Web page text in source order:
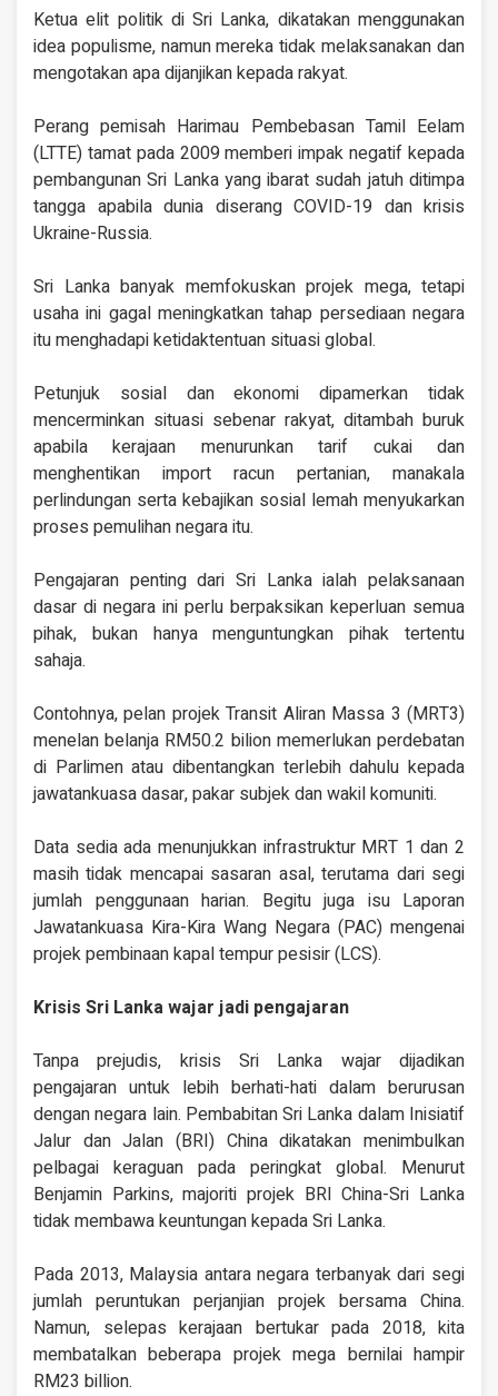
Ketua elit politik di Sri Lanka, dikatakan menggunakan
idea populisme, namun mereka tidak melaksanakan dan
mengotakan apa dijanjikan kepada rakyat.
Perang pemisah Harimau Pembebasan Tamil Eelam
(LTTE) tamat pada 2009 memberi impak negatif kepada
pembangunan Sri Lanka yang ibarat sudah jatuh ditimpa
tangga apabila dunia diserang COVID-19 dan krisis
Ukraine-Russia.
Sri Lanka banyak memfokuskan projek mega, tetapi
usaha ini gagal meningkatkan tahap persediaan negara
itu menghadapi ketidaktentuan situasi global.
Petunjuk sosial dan ekonomi dipamerkan tidak
mencerminkan situasi sebenar rakyat, ditambah buruk
apabila kerajaan menurunkan tarif cukai dan
menghentikan import racun pertanian, manakala
perlindungan serta kebajikan sosial lemah menyukarkan
proses pemulihan negara itu.
Pengajaran penting dari Sri Lanka ialah pelaksanaan
dasar di negara ini perlu berpaksikan keperluan semua
pihak, bukan hanya menguntungkan pihak tertentu
sahaja.
Contohnya, pelan projek Transit Aliran Massa 3 (MRT3)
menelan belanja RM50.2 bilion memerlukan perdebatan
di Parlimen atau dibentangkan terlebih dahulu kepada
jawatankuasa dasar, pakar subjek dan wakil komuniti.
Data sedia ada menunjukkan infrastruktur MRT 1 dan 2
masih tidak mencapai sasaran asal, terutama dari segi
jumlah penggunaan harian. Begitu juga isu Laporan
Jawatankuasa Kira-Kira Wang Negara (PAC) mengenai
projek pembinaan kapal tempur pesisir (LCS).
Krisis Sri Lanka wajar jadi pengajaran
Tanpa prejudis, krisis Sri Lanka wajar dijadikan
pengajaran untuk lebih berhati-hati dalam berurusan
dengan negara lain. Pembabitan Sri Lanka dalam Inisiatif
Jalur dan Jalan (BRI) China dikatakan menimbulkan
pelbagai keraguan pada peringkat global. Menurut
Benjamin Parkins, majoriti projek BRI China-Sri Lanka
tidak membawa keuntungan kepada Sri Lanka.
Pada 2013, Malaysia antara negara terbanyak dari segi
jumlah peruntukan perjanjian projek bersama China.
Namun, selepas kerajaan bertukar pada 2018, kita
membatalkan beberapa projek mega bernilai hampir
RM23 billion.